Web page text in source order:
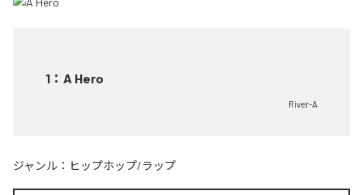
1 ： A Hero
River-A
ジャンル： ヒップホップ/ラップ